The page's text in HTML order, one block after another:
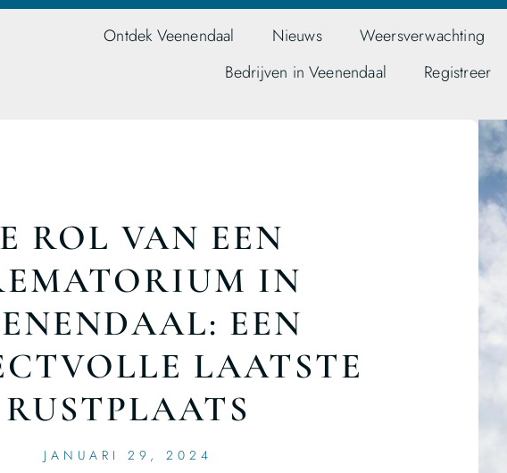
Ontdek Veenendaal Nieuws Weersverwachting
Bedrijven in Veenendaal
Registreer
ROL VAN EEN
IN
EEN
LAATSTE
RUSTPLAATS
JANUARI 29, 2024